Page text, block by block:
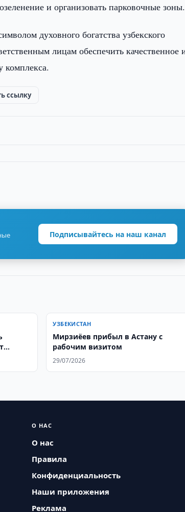
и организовать парковочные зоны.
духовного богатства узбекского
лицам обеспечить качественное
комплекса.
ссылку
Подписывайтесь на наш канал
УЗБЕКИСТАН
Мирзиёев прибыл в Астану с
рабочим визитом
29/07/2026
О НАС
О нас
Правила
Конфиденциальность
Наши приложения
Реклама